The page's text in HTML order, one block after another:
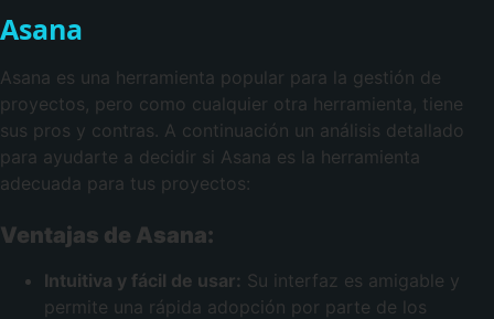
Asana
Asana es una herramienta popular para la gestión de
proyectos, pero como cualquier otra herramienta, tiene
sus pros y contras. A continuación un análisis detallado
para ayudarte a decidir si Asana es la herramienta
adecuada para tus proyectos:
Ventajas de Asana:
Intuitiva y fácil de usar: Su interfaz es amigable y
permite una rápida adopción por parte de los